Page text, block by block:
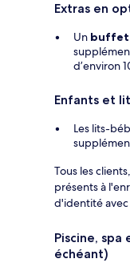
Extras en
Un buffet
d’environ
Enfants et
Les lits-
Tous les
présents à
d'identité
Piscine,
échéant)